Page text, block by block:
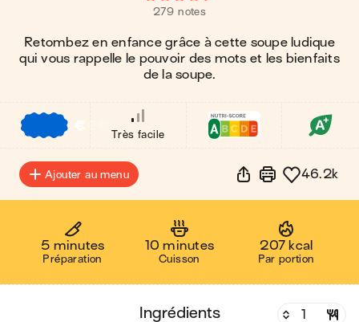
279 notes
Retombez en enfance grâce à cette soupe ludique
qui vous rappelle le pouvoir des mots et les bienfaits
de la soupe.
€
Très facile
Ajouter au menu 46.2k
5 minutes
Préparation
10 minutes
Cuisson
207 kcal
Par portion
ingrédients